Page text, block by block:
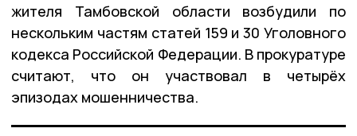
жителя Тамбовской области возбудили по
нескольким частям статей 159 и 30 Уголовного
кодекса Российской Федерации. В прокуратуре
считают, что он участвовал в четырёх
эпизодах мошенничества.